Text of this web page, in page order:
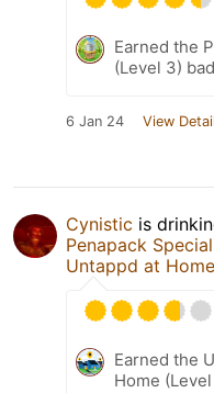
Earned the
(Level 3)
6 Jan 24 View
Cynistic is
Penapack Special
Untappd at Home
Earned the
Home